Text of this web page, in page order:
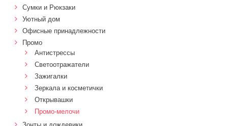
Сумки и Рюкзаки
Уютный дом
Офисные принадлежности
Промо
Антистрессы
Светоотражатели
Зажигалки
Зеркала и косметички
Открывашки
Промо-мелочи